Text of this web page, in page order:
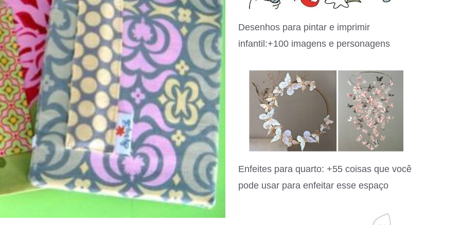
Desenhos para pintar e imprimir
infantil:+100 imagens e personagens
Enfeites para quarto: +55 coisas que você
pode usar para enfeitar esse espaço